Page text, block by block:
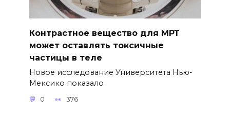
Контрастное вещество для МРТ
может оставлять токсичные
частицы в теле
Новое исследование Университета Нью-
Мексико показало
0 376